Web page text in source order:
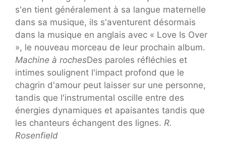
s'en tient généralement à sa langue maternelle
dans sa musique, ils s'aventurent désormais
dans la musique en anglais avec « Love Is Over
», le nouveau morceau de leur prochain album.
Machine à rochesDes paroles réfléchies et
intimes soulignent l'impact profond que le
chagrin d'amour peut laisser sur une personne,
tandis que l'instrumental oscille entre des
énergies dynamiques et apaisantes tandis que
les chanteurs échangent des lignes. R.
Rosenfield